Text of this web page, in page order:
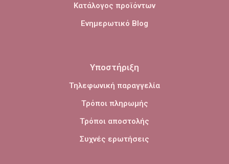
Κατάλογος προϊόντων
Ενημερωτικό Blog
Υποστήριξη
Τηλεφωνική παραγγελία
Τρόποι πληρωμής
Τρόποι αποστολής
Συχνές ερωτήσεις